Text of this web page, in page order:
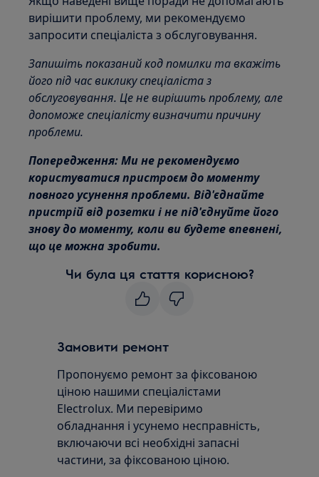
вирішити проблему, ми рекомендуємо
запросити спеціаліста з обслуговування.
Запишіть показаний код помилки та вкажіть
його під час виклику спеціаліста з
обслуговування. Це не вирішить проблему, але
допоможе спеціалісту визначити причину
проблеми.
Попередження: Ми не рекомендуємо
користуватися пристроєм до моменту
повного усунення проблеми. Від'єднайте
пристрій від розетки і не під'єднуйте його
знову до моменту, коли ви будете впевнені,
що це можна зробити.
Чи була ця стаття корисною?
Замовити ремонт
Пропонуємо ремонт за фіксованою
ціною нашими спеціалістами
Electrolux. Ми перевіримо
обладнання і усунемо несправність,
включаючи всі необхідні запасні
частини, за фіксованою ціною.